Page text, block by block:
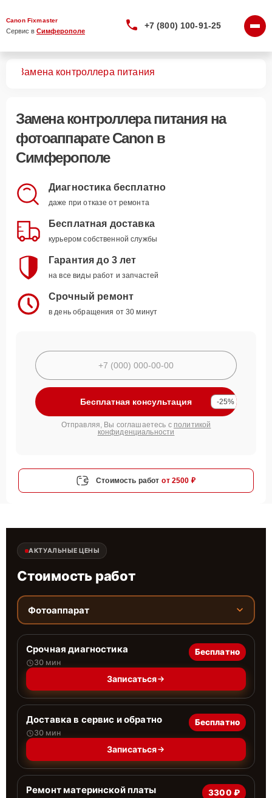
Canon Fixmaster
Сервис в Симферополе
+7 (800) 100-91-25
Замена контроллера питания
Замена контроллера питанияна
фотоаппарате Canon в
Симферополе
Диагностика бесплатно
даже при отказе от ремонта
Бесплатная доставка
курьером собственной службы
Гарантия до 3 лет
на все виды работ и запчастей
Срочный ремонт
в день обращения от 30 минут
Бесплатная консультация -25%
Отправляя, Вы соглашаетесь с политикой
конфиденциальности
Стоимость работ от 2500 ₽
АКТУАЛЬНЫЕ ЦЕНЫ
Стоимость работ
Фотоаппарат
Срочная диагностика
30 мин
Бесплатно
Записаться
Доставка в сервис и обратно
30 мин
Бесплатно
Записаться
Ремонт материнской платы 3300 ₽